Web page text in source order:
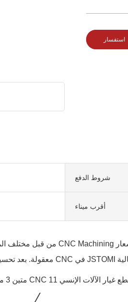
استفسار
شروط الدفع
أقرب ميناء